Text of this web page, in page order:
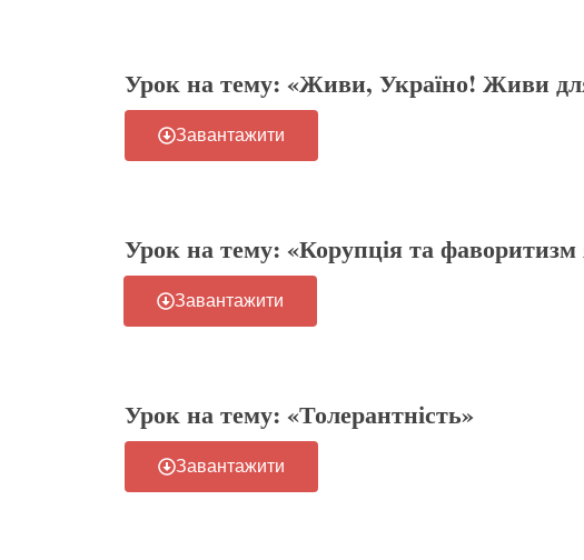
Урок на тему: «Живи, Україно! Живи
Завантажити
Урок на тему: «Корупція та
Завантажити
Урок на тему: «Толерантність»
Завантажити